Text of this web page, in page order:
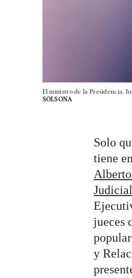
El ministro de la Presidencia,
SOLSONA
Solo
tiene
Judicial
jueces
y